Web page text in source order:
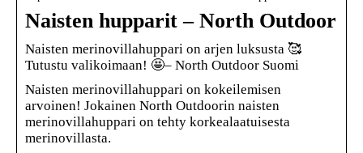
Naisten hupparit – North Outdoor
Naisten merinovillahuppari on arjen luksusta 🥰
Tutustu valikoimaan! 🤩– North Outdoor Suomi
Naisten merinovillahuppari on kokeilemisen
arvoinen! Jokainen North Outdoorin naisten
merinovillahuppari on tehty korkealaatuisesta
merinovillasta.